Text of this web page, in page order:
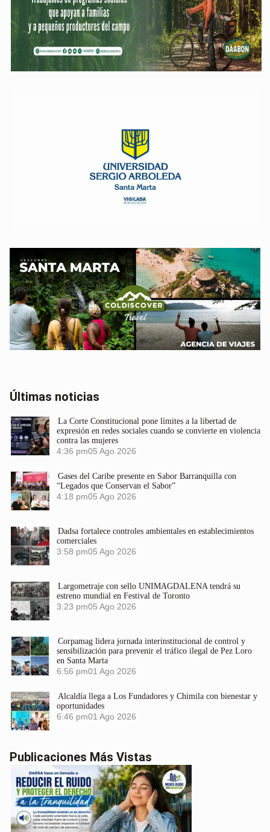
Últimas noticias
La Corte Constitucional pone límites a la libertad de
expresión en redes sociales cuando se convierte en violencia
contra las mujeres
4:36 pm05 Ago 2026
Gases del Caribe presente en Sabor Barranquilla con
“Legados que Conservan el Sabor”
4:18 pm05 Ago 2026
Dadsa fortalece controles ambientales en establecimientos
comerciales
3:58 pm05 Ago 2026
Largometraje con sello UNIMAGDALENA tendrá su
estreno mundial en Festival de Toronto
3:23 pm05 Ago 2026
Corpamag lidera jornada interinstitucional de control y
sensibilización para prevenir el tráfico ilegal de Pez Loro
en Santa Marta
6:56 pm01 Ago 2026
Alcaldía llega a Los Fundadores y Chimila con bienestar y
oportunidades
6:46 pm01 Ago 2026
Publicaciones Más Vistas